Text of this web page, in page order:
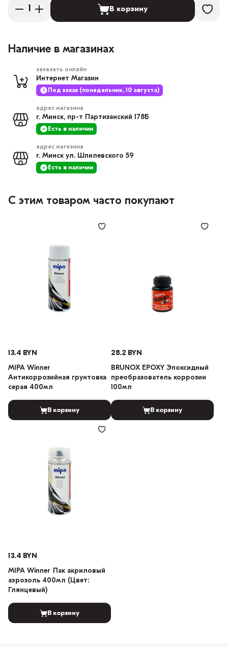
В корзину
Наличие в магазинах
заказать онлайн
Интернет Магазин
Под заказ (понедельник, 10 августа)
адрес магазина
г. Минск, пр-т Партизанский 178Б
Есть в наличии
адрес магазина
г. Минск ул. Шпилевского 59
Есть в наличии
С этим товаром часто покупают
13.4 BYN
MIPA Winner
Антикоррозийная грунтовка
серая 400мл
В корзину
28.2 BYN
BRUNOX EPOXY Эпоксидный
преобразователь коррозии
100мл
В корзину
13.4 BYN
MIPA Winner Лак акриловый
аэрозоль 400мл (Цвет:
Глянцевый)
В корзину